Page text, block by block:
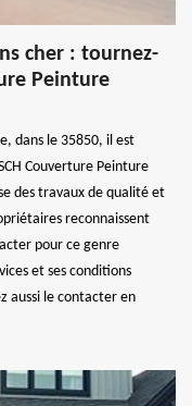
cher : tournez-
Peinture
dans le 35850, il est
Couverture Peinture
des travaux de qualité et
reconnaissent
pour ce genre
et ses conditions
aussi le contacter en